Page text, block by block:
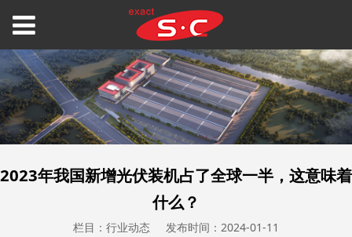
2023年我国新增光伏装机占了全球一半，这意味着
什么？
栏目：行业动态
发布时间：2024-01-11